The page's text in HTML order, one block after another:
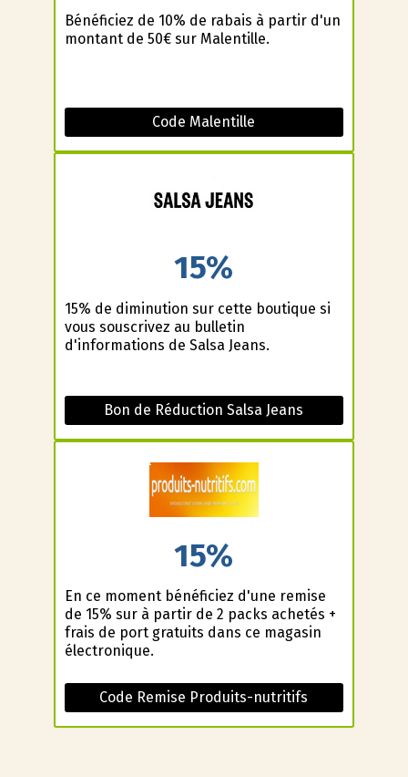
Bénéficiez de 10% de rabais à partir d'un
montant de 50€ sur Malentille.
Code Malentille
15%
15% de diminution sur cette boutique si
vous souscrivez au bulletin
d'informations de Salsa Jeans.
Bon de Réduction Salsa Jeans
15%
En ce moment bénéficiez d'une remise
de 15% sur à partir de 2 packs achetés +
frais de port gratuits dans ce magasin
électronique.
Code Remise Produits-nutritifs